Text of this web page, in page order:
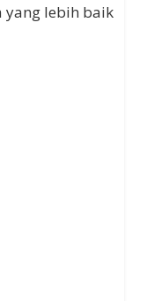
yang lebih baik